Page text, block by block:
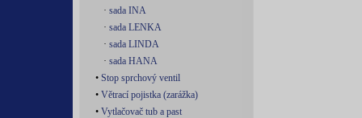
· sada INA
· sada LENKA
· sada LINDA
· sada HANA
• Stop sprchový ventil
• Větrací pojistka (zarážka)
• Vytlačovač tub a past